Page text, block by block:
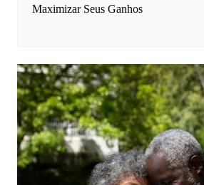
Maximizar Seus Ganhos